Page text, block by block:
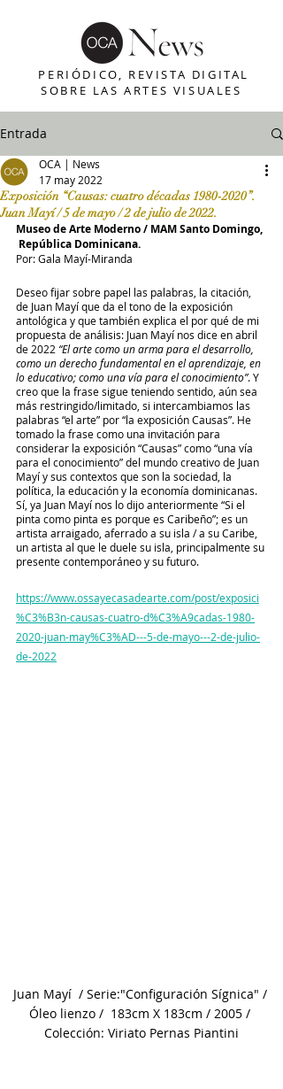
PERIÓDICO, REVISTA DIGITAL
SOBRE LAS ARTES VISUALES
Entrada
Exposición “Causas: cuatro décadas 1980-2020”.
Juan Mayí / 5 de mayo / 2 de julio de 2022.
OCA | News
17 may 2022
Museo de Arte Moderno / MAM Santo Domingo,
República Dominicana.
Por: Gala Mayí-Miranda
Deseo fijar sobre papel las palabras, la citación,
de Juan Mayí que da el tono de la exposición
antológica y que también explica el por qué de mi
propuesta de análisis: Juan Mayí nos dice en abril
de 2022 “El arte como un arma para el desarrollo,
como un derecho fundamental en el aprendizaje, en
lo educativo; como una vía para el conocimiento”. Y
creo que la frase sigue teniendo sentido, aún sea
más restringido/limitado, si intercambiamos las
palabras “el arte” por “la exposición Causas”. He
tomado la frase como una invitación para
considerar la exposición “Causas” como “una vía
para el conocimiento” del mundo creativo de Juan
Mayí y sus contextos que son la sociedad, la
política, la educación y la economía dominicanas.
Sí, ya Juan Mayí nos lo dijo anteriormente “Si el
pinta como pinta es porque es Caribeño”; es un
artista arraigado, aferrado a su isla / a su Caribe,
un artista al que le duele su isla, principalmente su
presente contemporáneo y su futuro.
https://www.ossayecasadearte.com/post/exposici
%C3%B3n-causas-cuatro-d%C3%A9cadas-1980-
2020-juan-may%C3%AD---5-de-mayo---2-de-julio-
de-2022
Juan Mayí  / Serie:"Configuración Sígnica" /
Óleo lienzo /  183cm X 183cm / 2005 /
Colección: Viriato Pernas Piantini